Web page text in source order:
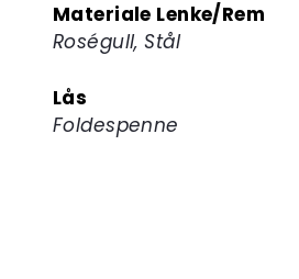
Materiale Lenke/Rem
Roségull, Stål
Lås
Foldespenne